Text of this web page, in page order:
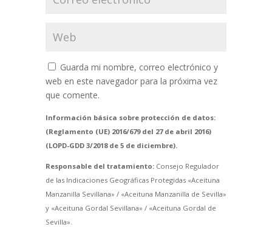
Guarda mi nombre, correo electrónico y
web en este navegador para la próxima vez
que comente.
Información básica sobre protección de datos:
(Reglamento (UE) 2016/679 del 27 de abril 2016)
(LOPD-GDD 3/2018 de 5 de diciembre).
Responsable del tratamiento:Consejo Regulador
de las Indicaciones Geográficas Protegidas «Aceituna
Manzanilla Sevillana» / «Aceituna Manzanilla de Sevilla»
y «Aceituna Gordal Sevillana» / «Aceituna Gordal de
Sevilla».